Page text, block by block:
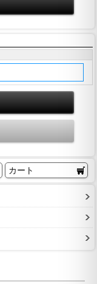
カート